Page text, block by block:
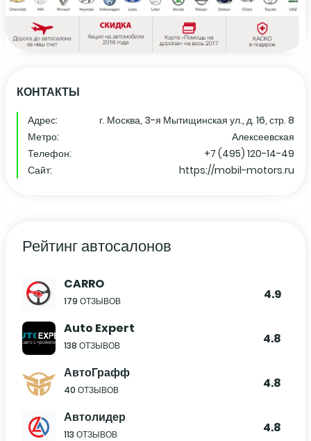
КОНТАКТЫ
Адрес:
г. Москва, 3-я Мытищинская ул., д. 16, стр. 8
Метро:
Алексеевская
Телефон:
+7 (495) 120-14-49
Сайт:
https://mobil-motors.ru
Рейтинг автосалонов
CARRO
179 ОТЗЫВОВ 4.9
Auto Expert
138 ОТЗЫВОВ 4.8
АвтоГрафф
40 ОТЗЫВОВ 4.8
Автолидер
113 ОТЗЫВОВ 4.8